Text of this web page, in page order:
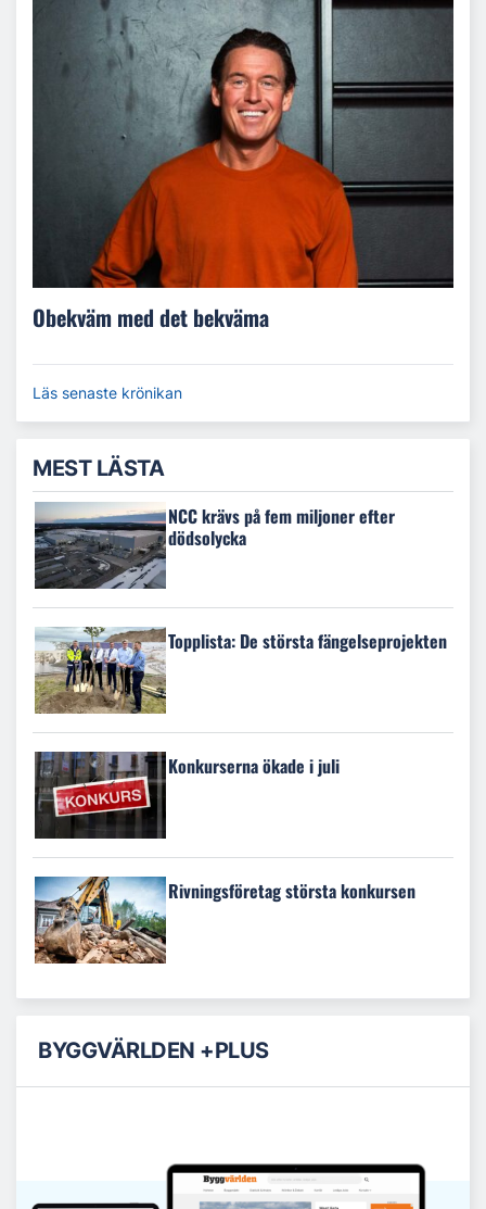
Obekväm med det bekväma
Läs senaste krönikan
MEST LÄSTA
NCC krävs på fem miljoner efter
dödsolycka
Topplista: De största fängelseprojekten
Konkurserna ökade i juli
Rivningsföretag största konkursen
BYGGVÄRLDEN +PLUS